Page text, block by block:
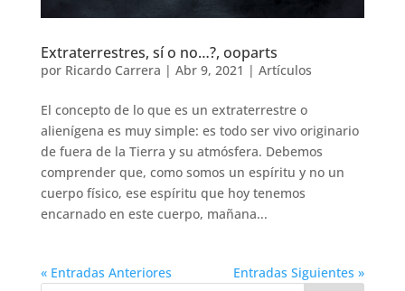
Extraterrestres, sí o no…?, ooparts
por Ricardo Carrera | Abr 9, 2021 | Artículos
El concepto de lo que es un extraterrestre o
alienígena es muy simple: es todo ser vivo originario
de fuera de la Tierra y su atmósfera. Debemos
comprender que, como somos un espíritu y no un
cuerpo físico, ese espíritu que hoy tenemos
encarnado en este cuerpo, mañana...
« Entradas Anteriores Entradas Siguientes »